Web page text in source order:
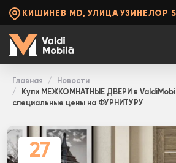
КИШИНЕВ MD, УЛИЦА УЗИНЕЛОР 5
Главная
Новости
Купи МЕЖКОМНАТНЫЕ ДВЕРИ в
специальные цены на ФУРНИТУРУ
27